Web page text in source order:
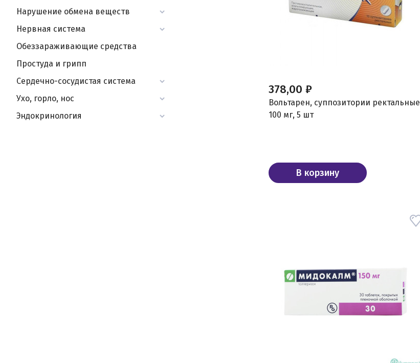
Нарушение обмена веществ
Нервная система
Обеззараживающие средства
Простуда и грипп
Сердечно-сосудистая система
Ухо, горло, нос
Эндокринология
378,00 ₽
Вольтарен, суппозитории ректальные
100 мг, 5 шт
В корзину